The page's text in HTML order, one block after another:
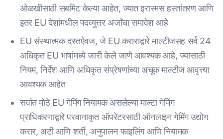
ओळखीसाठी सबमिट केल्या आहेत, ज्यात इरास्मस हस्तांतरण आणि
इतर EU देशांमधील पदव्युत्तर अर्जांचा समावेश आहे
EU संस्थात्मक दस्तऐवज, जे EU कराराद्वारे माल्टीजसह सर्व 24
अधिकृत EU भाषांमध्ये जारी केले जाणे आवश्यक आहे, ज्यासाठी
नियम, निर्देश आणि अधिकृत संप्रेषणांच्या अचूक माल्टीज आवृत्त्या
आवश्यक आहेत
सर्वात मोठे EU गेमिंग नियामक असलेल्या माल्टा गेमिंग
प्राधिकरणाद्वारे परवानाकृत ऑपरेटरसाठी ऑनलाइन गेमिंग उद्योग
करार, अटी आणि शर्ती, अनुपालन फाइलिंग आणि नियामक